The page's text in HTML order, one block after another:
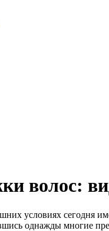
волос:
условиях сегодня
однажды многие